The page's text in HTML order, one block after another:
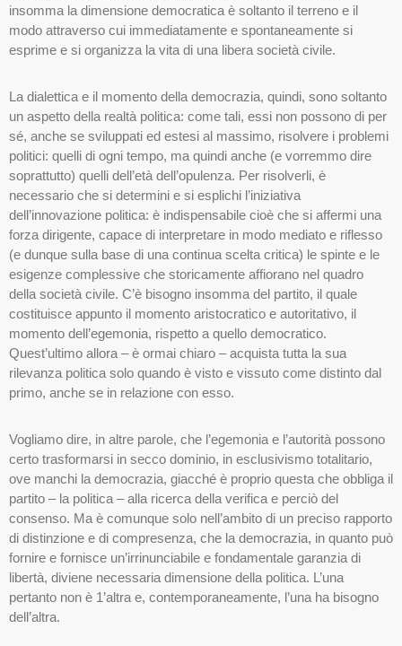
insomma la dimensione democratica è soltanto il terreno e il
modo attraverso cui immediatamente e spontaneamente si
esprime e si organizza la vita di una libera società civile.
La dialettica e il momento della democrazia, quindi, sono soltanto
un aspetto della realtà politica: come tali, essi non possono di per
sé, anche se sviluppati ed estesi al massimo, risolvere i problemi
politici: quelli di ogni tempo, ma quindi anche (e vorremmo dire
soprattutto) quelli dell’età dell’opulenza. Per risolverli, è
necessario che si determini e si esplichi l’iniziativa
dell’innovazione politica: è indispensabile cioè che si affermi una
forza dirigente, capace di interpretare in modo mediato e riflesso
(e dunque sulla base di una continua scelta critica) le spinte e le
esigenze complessive che storicamente affiorano nel quadro
della società civile. C’è bisogno insomma del partito, il quale
costituisce appunto il momento aristocratico e autoritativo, il
momento dell’egemonia, rispetto a quello democratico.
Quest’ultimo allora – è ormai chiaro – acquista tutta la sua
rilevanza politica solo quando è visto e vissuto come distinto dal
primo, anche se in relazione con esso.
Vogliamo dire, in altre parole, che l’egemonia e l’autorità possono
certo trasformarsi in secco dominio, in esclusivismo totalitario,
ove manchi la democrazia, giacché è proprio questa che obbliga il
partito – la politica – alla ricerca della verifica e perciò del
consenso. Ma è comunque solo nell’ambito di un preciso rapporto
di distinzione e di compresenza, che la democrazia, in quanto può
fornire e fornisce un’irrinunciabile e fondamentale garanzia di
libertà, diviene necessaria dimensione della politica. L’una
pertanto non è 1’altra e, contemporaneamente, l’una ha bisogno
dell’altra.